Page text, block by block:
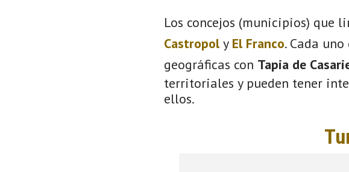
Los concejos (municipios) que
Castropoly El Franco. Cada
geográficas con Tapia de
territoriales y pueden tener
ellos.